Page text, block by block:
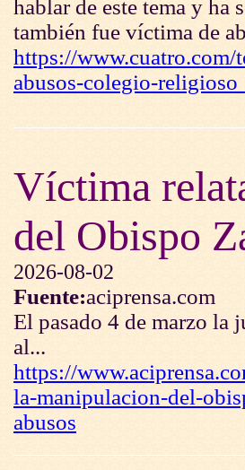
hablar de este tema y ha
también fue víctima de
https://
abusos-colegio-
Víctima
del Obispo
2026-08-02
Fuente:aciprensa.com
El pasado 4 de marzo la
al...
https://
la-manipulacion-del-
abusos